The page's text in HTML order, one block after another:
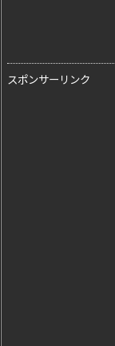
スポンサーリンク